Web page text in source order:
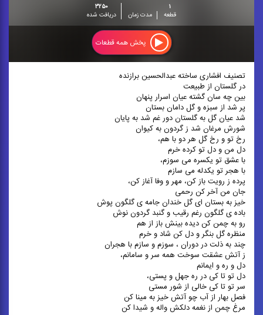
۱
قطعه
مدت زمان
۳۲۵۰
دریافت شده
پخش همه قطعات
تصنیف افشاری ساخته عبدالحسین برازنده
در گلستان از طبیعت
بین چه سان گشته عیان اسرار پنهان
پر شد از سبزه و گل دامان بستان
شد عیان گل به گلستان دور غم شد به پایان
شورش مرغان شد ز گردون به کیوان
رخ تو و رخ گل هر دو با هم،
دل من و دل تو کرده خرم
با عشق تو یکسره می سوزم،
با هجر تو یکدله می سازم
پرده ز رویت باز کن، مهر و وفا آغاز کن،
جان من آخر کن رحمی
خیز به بستان ای گل خندان جامه ی گلگون پوش
باده ی گلگون رغم رقیب و گنبد گردون نوش
رو به چمن کن دیده بینش باز از هم
منظره گل بنگر و دل کن شاد و خرم
چند به ذلت در دوران ، سوزم و سازم با هجران
ز آتش عشقت سوخت همه سر و سامانم،
دل و ره و ایمانم
دل تو تا کی در ره جهل و پستی،
سر تو تا کی خالی از شور مستی
فصل بهار از آب چو آتش خیز به مینا کن
مرغ چمن از نغمه دلکش واله و شیدا کن